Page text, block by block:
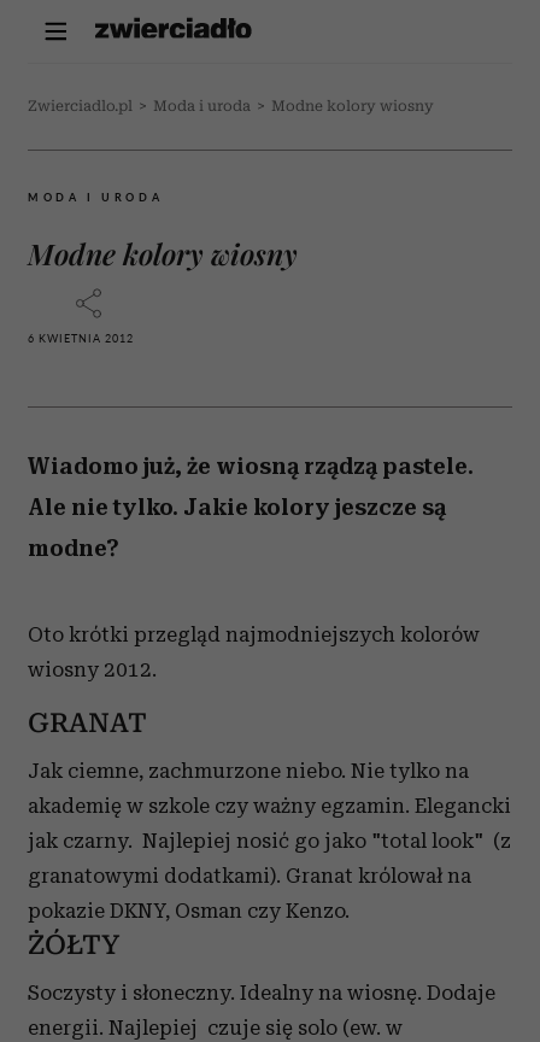
Zwierciadlo.pl > Moda i uroda > Modne kolory wiosny
MODA I URODA
Modne kolory wiosny
6 KWIETNIA 2012
Wiadomo już, że wiosną rządzą pastele.
Ale nie tylko. Jakie kolory jeszcze są
modne?
Oto krótki przegląd najmodniejszych kolorów
wiosny 2012.
GRANAT
Jak ciemne, zachmurzone niebo. Nie tylko na
akademię w szkole czy ważny egzamin. Elegancki
jak czarny. Najlepiej nosić go jako "total look" (z
granatowymi dodatkami). Granat królował na
pokazie DKNY, Osman czy Kenzo.
ŻÓŁTY
Soczysty i słoneczny. Idealny na wiosnę. Dodaje
energii. Najlepiej czuje się solo (ew. w